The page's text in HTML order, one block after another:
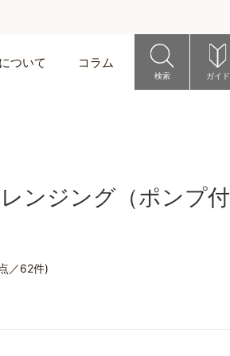
ついて コラム
検索 ガイド
ンジング（ポンプ付
／62件)